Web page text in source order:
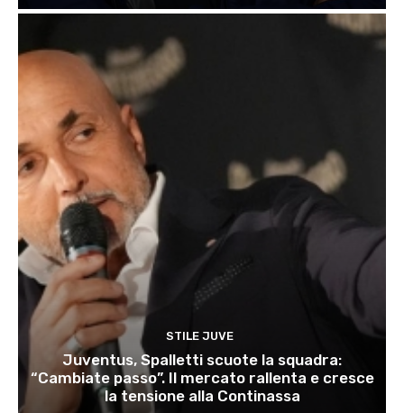
STILE JUVE
Juventus, Spalletti scuote la squadra:
“Cambiate passo”. Il mercato rallenta e cresce
la tensione alla Continassa